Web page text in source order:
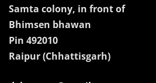
Samta colony, in front of
Bhimsen bhawan
Pin 492010
Raipur (Chhattisgarh)